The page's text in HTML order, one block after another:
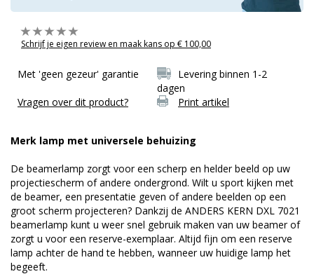
Schrijf je eigen review en maak kans op € 100,00
Met 'geen gezeur' garantie
Levering binnen 1-2
dagen
Vragen over dit product?
Print artikel
Merk lamp met universele behuizing
De beamerlamp zorgt voor een scherp en helder beeld op uw
projectiescherm of andere ondergrond. Wilt u sport kijken met
de beamer, een presentatie geven of andere beelden op een
groot scherm projecteren? Dankzij de ANDERS KERN DXL 7021
beamerlamp kunt u weer snel gebruik maken van uw beamer of
zorgt u voor een reserve-exemplaar. Altijd fijn om een reserve
lamp achter de hand te hebben, wanneer uw huidige lamp het
begeeft.